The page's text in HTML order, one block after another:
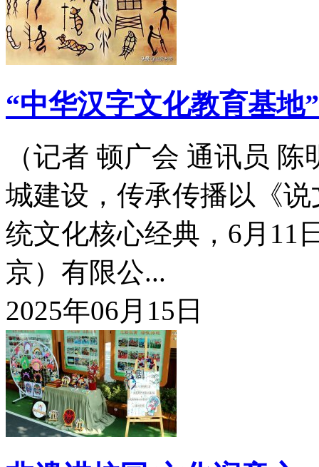
“中华汉字文化教育基地
（记者 顿广会 通讯员
城建设，传承传播以《
统文化核心经典，6月11
京）有限公...
2025年06月15日